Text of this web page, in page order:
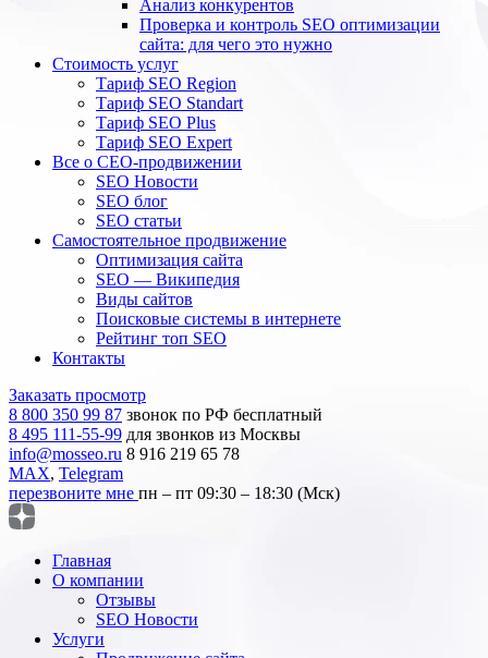
Анализ конкурентов
Проверка и контроль SEO оптимизации
сайта: для чего это нужно
Стоимость услуг
Тариф SEO Region
Тариф SEO Standart
Тариф SEO Plus
Тариф SEO Expert
Все о СЕО-продвижении
SEO Новости
SEO блог
SEO статьи
Самостоятельное продвижение
Оптимизация сайта
SEO — Википедия
Виды сайтов
Поисковые системы в интернете
Рейтинг топ SEO
Контакты
Заказать просмотр
8 800 350 99 87 звонок по РФ бесплатный
8 495 111-55-99 для звонков из Москвы
info@mosseo.ru 8 916 219 65 78
MAX, Telegram
перезвоните мне пн – пт 09:30 – 18:30 (Мск)
Главная
О компании
Отзывы
SEO Новости
Услуги